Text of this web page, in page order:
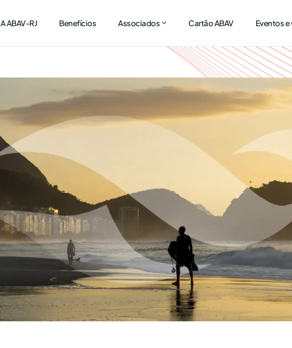
A ABAV-RJ Benefícios Associados Cartão ABAV Eventos